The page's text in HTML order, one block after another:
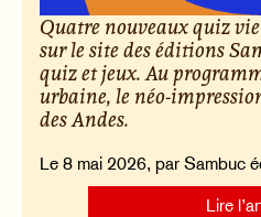
Quatre nouveaux quiz
sur le site des éditions
quiz et jeux. Au
urbaine, le néo-
des Andes.
Le 8 mai 2026, par Sambuc
Lire